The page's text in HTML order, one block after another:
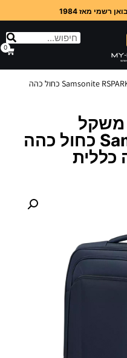
רשמי מאז 1984
0
מזוודת טרולי קלת משקל Samsonite RSPARK כחול כהה
משקל
Samsonite RSPARK כחול כהה
כללית